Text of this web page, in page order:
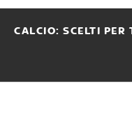
CALCIO: SCELTI PER